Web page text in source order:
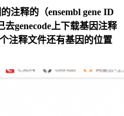
注释的（ensembl gene ID
genecode上下载基因注释
注释文件还有基因的位置